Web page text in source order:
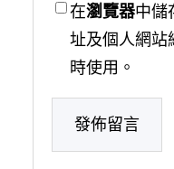
在瀏覽器中儲
址及個人網站
時使用。